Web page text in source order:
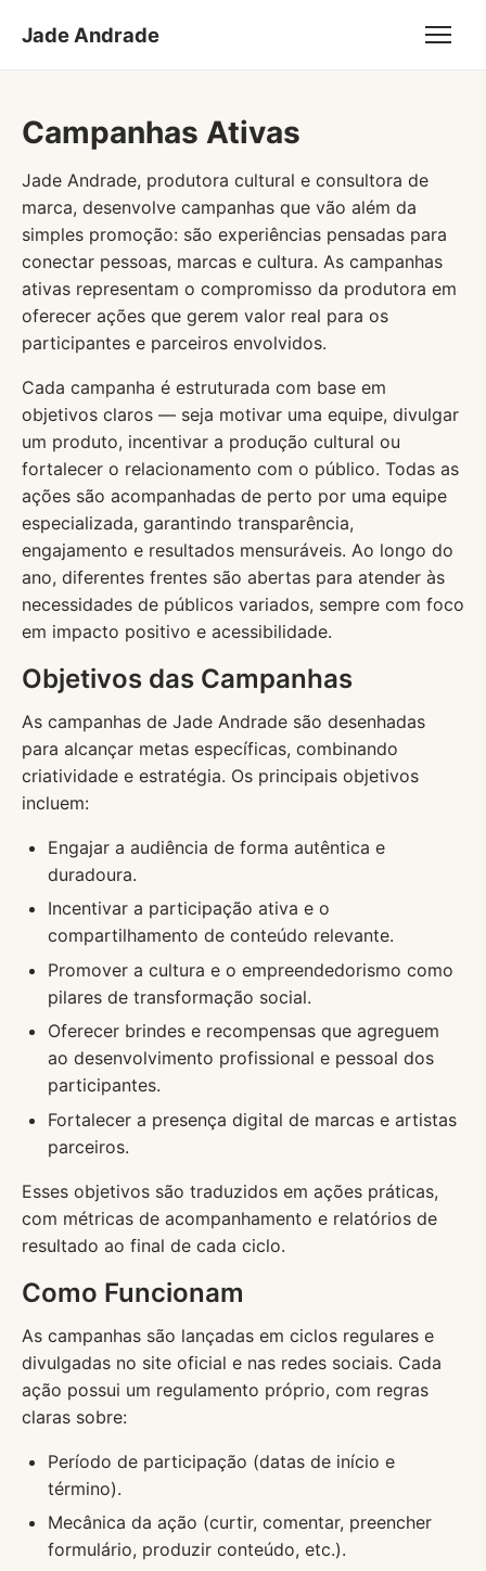
Jade Andrade
Campanhas Ativas
Jade Andrade, produtora cultural e consultora de
marca, desenvolve campanhas que vão além da
simples promoção: são experiências pensadas para
conectar pessoas, marcas e cultura. As campanhas
ativas representam o compromisso da produtora em
oferecer ações que gerem valor real para os
participantes e parceiros envolvidos.
Cada campanha é estruturada com base em
objetivos claros — seja motivar uma equipe, divulgar
um produto, incentivar a produção cultural ou
fortalecer o relacionamento com o público. Todas as
ações são acompanhadas de perto por uma equipe
especializada, garantindo transparência,
engajamento e resultados mensuráveis. Ao longo do
ano, diferentes frentes são abertas para atender às
necessidades de públicos variados, sempre com foco
em impacto positivo e acessibilidade.
Objetivos das Campanhas
As campanhas de Jade Andrade são desenhadas
para alcançar metas específicas, combinando
criatividade e estratégia. Os principais objetivos
incluem:
Engajar a audiência de forma autêntica e
duradoura.
Incentivar a participação ativa e o
compartilhamento de conteúdo relevante.
Promover a cultura e o empreendedorismo como
pilares de transformação social.
Oferecer brindes e recompensas que agreguem
ao desenvolvimento profissional e pessoal dos
participantes.
Fortalecer a presença digital de marcas e artistas
parceiros.
Esses objetivos são traduzidos em ações práticas,
com métricas de acompanhamento e relatórios de
resultado ao final de cada ciclo.
Como Funcionam
As campanhas são lançadas em ciclos regulares e
divulgadas no site oficial e nas redes sociais. Cada
ação possui um regulamento próprio, com regras
claras sobre:
Período de participação (datas de início e
término).
Mecânica da ação (curtir, comentar, preencher
formulário, produzir conteúdo, etc.).